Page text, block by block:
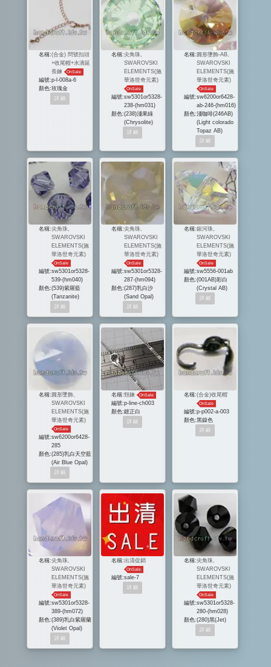
名稱:(合金) 問號扣頭
+收尾帽+水滴延
長鍊
OnSale
編號:p-l-008a-6
顏色:玫瑰金
名稱:尖角珠,
SWAROVSKI
ELEMENTS(施
華洛世奇元素)
OnSale
編號:sw5301or5328-
238-(hm031)
顏色:(238)淺果綠
(Chrysolite)
名稱: 圓形墬飾-AB,
SWAROVSKI
ELEMENTS(施
華洛世奇元素)
OnSale
編號:sw6200or6428-
ab-246-(hm016)
顏色:淺咖啡(246AB)
(Light colorado
Topaz AB)
名稱:尖角珠,
SWAROVSKI
ELEMENTS(施
華洛世奇元素)
OnSale
編號:sw5301or5328-
539-(hm040)
顏色:(539)紫羅藍
(Tanzanite)
名稱:尖角珠,
SWAROVSKI
ELEMENTS(施
華洛世奇元素)
OnSale
編號:sw5301or5328-
287-(hm094)
顏色:(287)乳白沙
(Sand Opal)
名稱:銀河珠,
SWAROVSKI
ELEMENTS(施
華洛世奇元素)
OnSale
編號:sw5556-001ab
顏色:(001AB)彩白
(Crystal AB)
名稱: 圓形墜飾,
SWAROVSKI
ELEMENTS(施
華洛世奇元素)
OnSale
編號:sw6200or6428-
285
顏色:(285)乳白天空藍
(Air Blue Opal)
名稱:頸鍊 OnSale
編號:p-line-ch003
顏色:鍍正白
名稱:(合金)收尾帽
OnSale
編號:p-p002-a-003
顏色:黑鎳色
名稱:尖角珠,
SWAROVSKI
ELEMENTS(施
華洛世奇元素)
OnSale
編號:sw5301or5328-
389-(hm072)
顏色:(389)乳白紫羅蘭
(Violet Opal)
名稱:出清促銷
OnSale
編號:sale-7
名稱:尖角珠,
SWAROVSKI
ELEMENTS(施
華洛世奇元素)
OnSale
編號:sw5301or5328-
280-(hm028)
顏色:(280)黑(Jet)